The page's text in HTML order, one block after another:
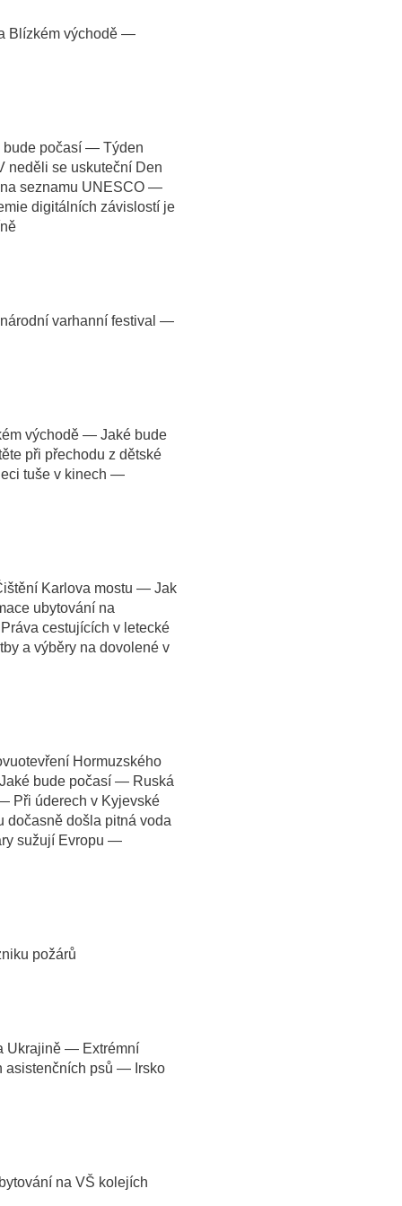
Blízkém východě —
bude počasí — Týden
se uskuteční Den
seznamu UNESCO —
digitálních závislostí je
varhanní festival —
východě — Jaké bude
při přechodu z dětské
tuše v kinech —
Karlova mostu — Jak
ubytování na
cestujících v letecké
a výběry na dovolené v
Hormuzského
bude počasí — Ruská
Při úderech v Kyjevské
došla pitná voda
sužují Evropu —
požárů
Ukrajině — Extrémní
asistenčních psů — Irsko
na VŠ kolejích